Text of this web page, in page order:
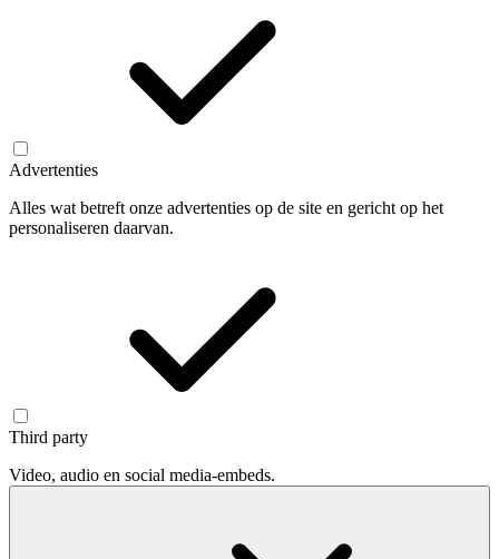
Advertenties
Alles wat betreft onze advertenties op de site en gericht op het
personaliseren daarvan.
Third party
Video, audio en social media-embeds.